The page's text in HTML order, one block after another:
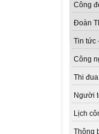
Công
Đoàn
Tin tức
Công
Thi
Người
Lịch
Thông